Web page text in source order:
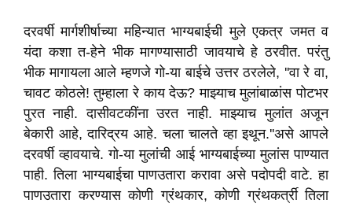
दरवर्षी मार्गशीर्षाच्या महिन्यात भाग्यबाईची मुले एकत्र जमत व
यंदा कशा त-हेने भीक मागण्यासाठी जावयाचे हे ठरवीत. परंतु
भीक मागायला आले म्हणजे गो-या बाईचे उत्तर ठरलेले, ''वा रे वा,
चावट कोठले! तुम्हाला रे काय देऊ?माझ्याच मुलांबाळांस पोटभर
पुरत नाही. दासीवटकींना उरत नाही. माझ्याच मुलांत अजून
बेकारी आहे,दारिद्रय आहे. चला चालते व्हा इथून.''असे आपले
दरवर्षी व्हावयाचे. गो-या मुलांची आई भाग्यबाईच्या मुलांस पाण्यात
पाही. तिला भाग्यबाईचा पाणउतारा करावा असे पदोपदी वाटे. हा
पाणउतारा करण्यास कोणी ग्रंथकार,कोणी ग्रंथकर्त्री तिला